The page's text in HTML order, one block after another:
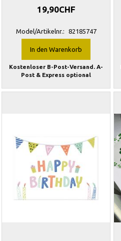
19,90CHF
Model/Artikelnr.: 82185747
In den Warenkorb
Kostenloser B-Post-Versand. A-
Post & Express optional